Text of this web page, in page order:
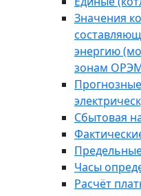
Значения
энергию
зонам
Сбытовая
Часы
Расчёт